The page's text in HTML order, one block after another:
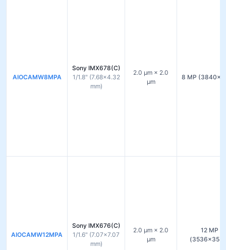
AIOCAMW8MPA
Sony IMX678(C)
1/1.8" (7.68×4.32
mm)
2.0 µm × 2.0
µm
8 MP
AIOCAMW12MPA
Sony IMX676(C)
1/1.6" (7.07×7.07
mm)
2.0 µm × 2.0
µm
12 MP